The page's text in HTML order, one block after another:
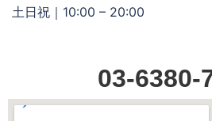
土日祝｜10:00 – 20:00
03-6380-